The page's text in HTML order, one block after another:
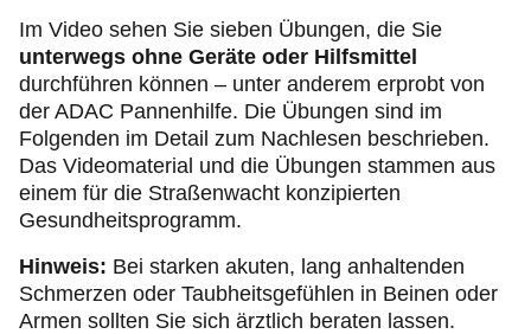
Im Video sehen Sie sieben Übungen, die Sie
unterwegs ohne Geräte oder Hilfsmittel
durchführen können – unter anderem erprobt von
der ADAC Pannenhilfe. Die Übungen sind im
Folgenden im Detail zum Nachlesen beschrieben.
Das Videomaterial und die Übungen stammen aus
einem für die Straßenwacht konzipierten
Gesundheitsprogramm.
Hinweis: Bei starken akuten, lang anhaltenden
Schmerzen oder Taubheitsgefühlen in Beinen oder
Armen sollten Sie sich ärztlich beraten lassen.